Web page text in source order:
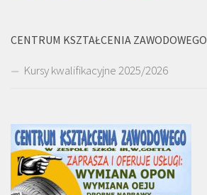
CENTRUM KSZTAŁCENIA ZAWODOWEGO
Kursy kwalifikacyjne 2025/2026